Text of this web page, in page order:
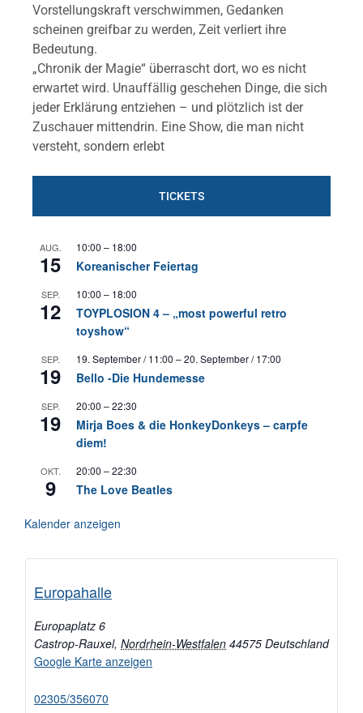
Vorstellungskraft verschwimmen, Gedanken
scheinen greifbar zu werden, Zeit verliert ihre
Bedeutung.
„Chronik der Magie“ überrascht dort, wo es nicht
erwartet wird. Unauffällig geschehen Dinge, die sich
jeder Erklärung entziehen – und plötzlich ist der
Zuschauer mittendrin. Eine Show, die man nicht
versteht, sondern erlebt
TICKETS
AUG.
15
10:00 – 18:00
Koreanischer Feiertag
SEP.
12
10:00 – 18:00
TOYPLOSION 4 – „most powerful retro
toyshow“
SEP.
19
19. September / 11:00 –20. September / 17:00
Bello -Die Hundemesse
SEP.
19
20:00 –22:30
Mirja Boes & die HonkeyDonkeys – carpfe
diem!
OKT.
9
20:00 –22:30
The Love Beatles
Kalender anzeigen
Europahalle
Europaplatz 6
Castrop-Rauxel, Nordrhein-Westfalen 44575 Deutschland
Google Karte anzeigen
02305/356070